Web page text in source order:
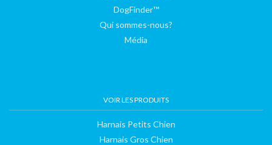
DogFinder™
Qui sommes-nous?
Média
VOIR LES PRODUITS
Harnais Petits Chien
Harnais Gros Chien